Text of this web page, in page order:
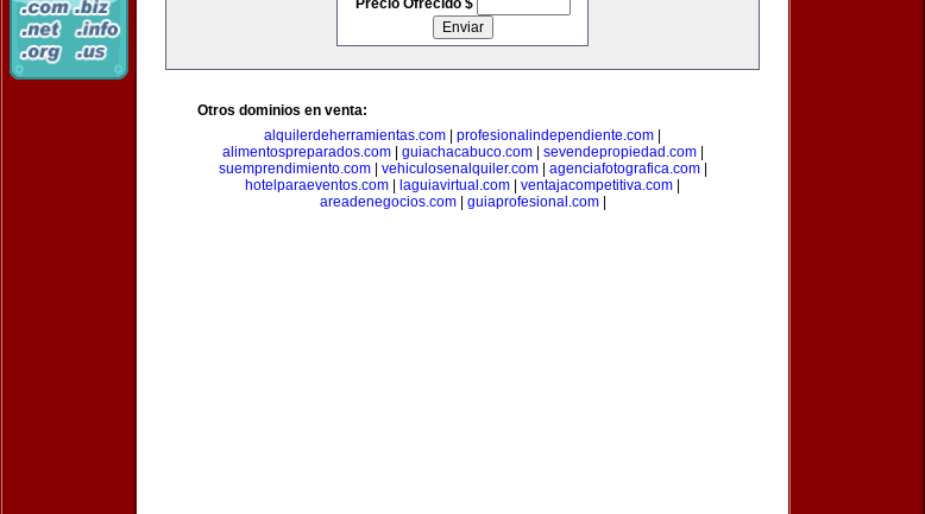
Precio Ofrecido $
Otros dominios en venta:
alquilerdeherramientas.com
profesionalindependiente.com
alimentospreparados.com| guiachacabuco.com| sevendepropiedad.com|
suemprendimiento.com| vehiculosenalquiler.com| agenciafotografica.com|
hotelparaeventos.com
laguiavirtual.com ventajacompetitiva.com
areadenegocios.com| guiaprofesional.com|